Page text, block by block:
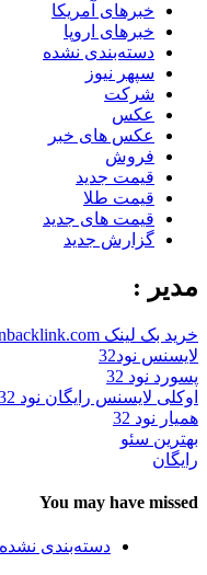
خبرهای آمریکا
خبرهای اروپا
دسته‌بندی نشده
سپهر نیوز
شرکت
عکس
عکس های خبر
فروش
قیمت جدید
قیمت طلا
قیمت های جدید
گزارش جدید
مدیر :
خرید بک لینک behtarinbacklink.com
لایسنس نود32
پسورد نود 32
اوکلی لایسنس رایگان نود 32
همیار نود 32
بهترین سئو
رایگان
You may have missed
دسته‌بندی نشده